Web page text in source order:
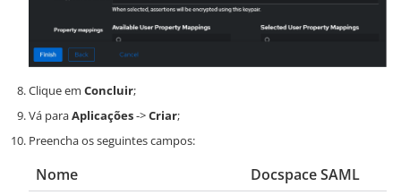
Clique em Concluir;
Vá paraAplicações->Criar;
Preencha os seguintes campos:
Nome
Docspace SAML